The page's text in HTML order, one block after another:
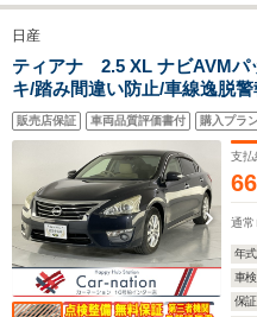
日産
ティアナ 2.5 XL ナビAVM
キ/踏み間違い防止/車線逸脱
ズコントロール/HIDヘッドラ
席パワーオットマン/アラウン
ビルトインETC
販売店保証 車両品質評価書付 購入プラ
支払
通常
年式
車検
保証